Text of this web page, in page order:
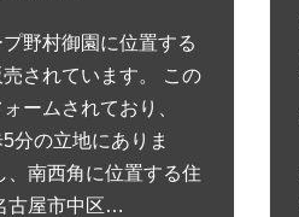
野村御園に位置する
されています。 この
ームされており、
分の立地にありま
、南西角に位置する住
古屋市中区…